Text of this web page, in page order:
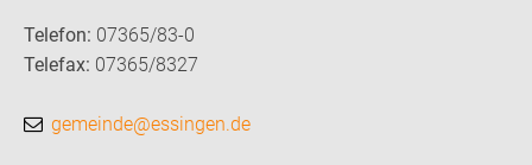
Telefon: 07365/83-0
Telefax: 07365/8327
gemeinde@essingen.de